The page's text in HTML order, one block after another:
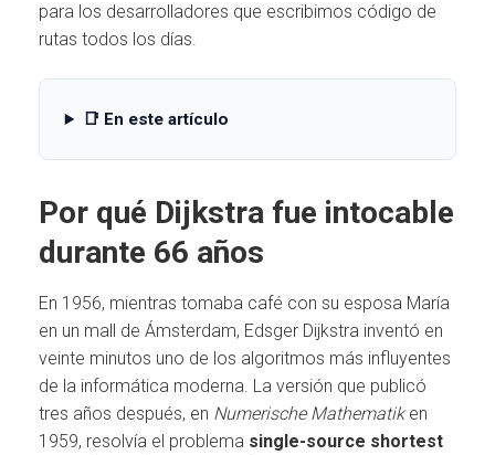
para los desarrolladores que escribimos código de
rutas todos los días.
📑 En este artículo
Por qué Dijkstra fue intocable
durante 66 años
En 1956, mientras tomaba café con su esposa María
en un mall de Ámsterdam, Edsger Dijkstra inventó en
veinte minutos uno de los algoritmos más influyentes
de la informática moderna. La versión que publicó
tres años después, en Numerische Mathematiken
1959, resolvía el problema single-source shortest